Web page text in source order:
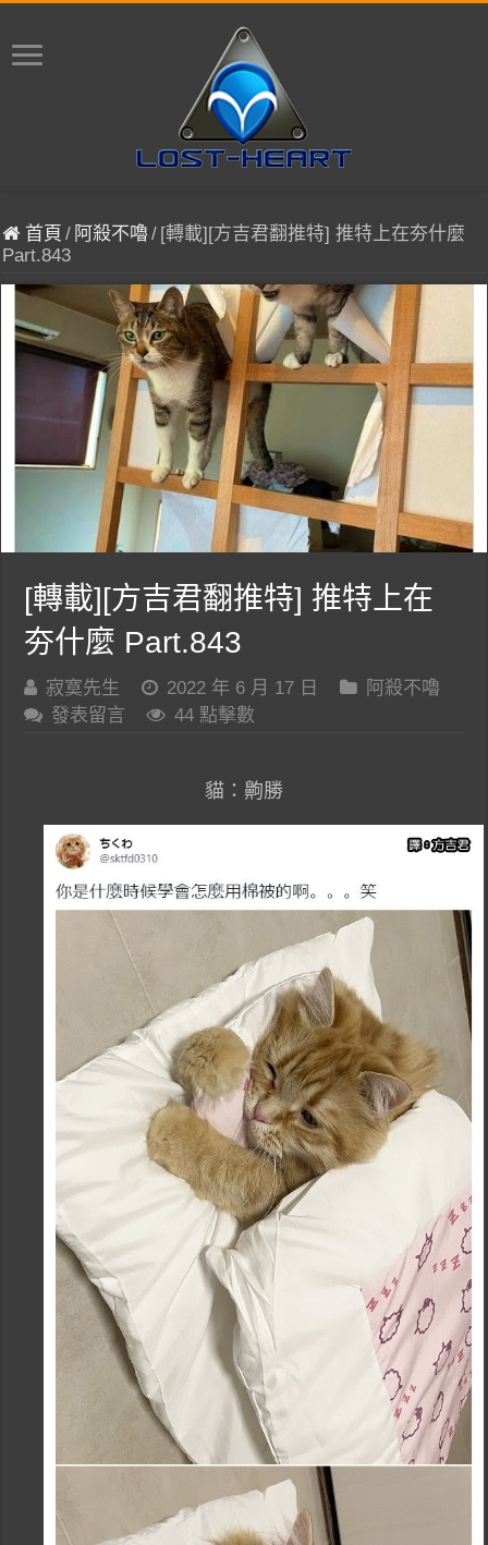
首頁 / 阿殺不嚕/ [轉載][方吉君翻推特] 推特上在夯什麼
Part.843
[轉載][方吉君翻推特] 推特上在
夯什麼 Part.843
寂寞先生 2022 年 6 月 17 日
阿殺不嚕
發表留言
44 點擊數
貓：齁勝